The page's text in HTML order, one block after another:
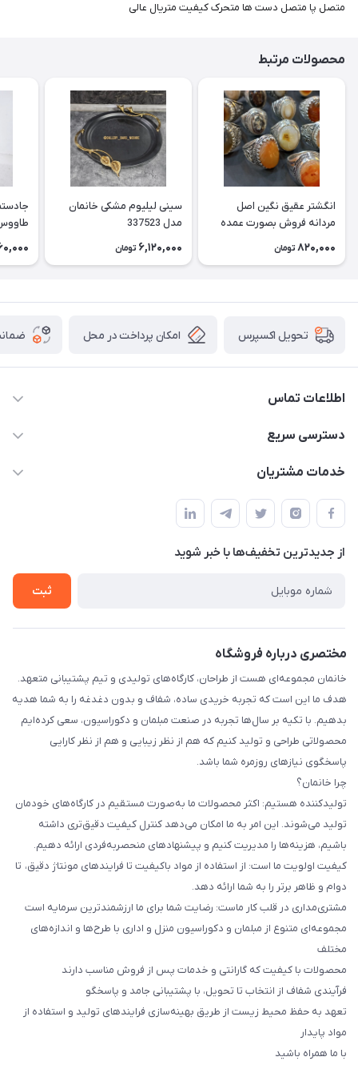
متصل پا متصل دست ها متحرک کیفیت متریال عالی
محصولات مرتبط
انگشتر عقیق نگین اصل
مردانه فروش بصورت عمده
3عدد هست فروش بصورت
820,000 تومان
سینی لیلیوم مشکی خانمان
مدل 337523
6,120,000 تومان
تحویل اکسپرس امکان پرداخت در محل
اطلاعات تماس
09124780957
دسترسی سریع
حساب کاربری
لیست محصولات
درباره ما
خدمات مشتریان
قوانین و مقررات
حریم خصوصی
راهنما
از جدید‌ترین تخفیف‌ها با‌ خبر شوید
ثبت
مختصری درباره فروشگاه
خانمان مجموعه‌ای هست از طراحان، کارگاه‌های تولیدی و تیم پشتیبانی متعهد.
هدف ما این است که تجربه خریدی ساده، شفاف و بدون دغدغه را به شما هدیه
بدهیم. با تکیه بر سال‌ها تجربه در صنعت مبلمان و دکوراسیون، سعی کرده‌ایم
محصولاتی طراحی و تولید کنیم که هم از نظر زیبایی و هم از نظر کارایی
پاسخگوی نیازهای روزمره شما باشد.
چرا خانمان؟
تولیدکننده هستیم: اکثر محصولات ما به‌صورت مستقیم در کارگاه‌های خودمان
تولید می‌شوند. این امر به ما امکان می‌دهد کنترل کیفیت دقیق‌تری داشته
باشیم، هزینه‌ها را مدیریت کنیم و پیشنهادهای منحصربه‌فردی ارائه دهیم.
کیفیت اولویت ما است: از استفاده از مواد باکیفیت تا فرایندهای مونتاژ دقیق، تا
دوام و ظاهر برتر را به شما ارائه دهد.
مشتری‌مداری در قلب کار ماست: رضایت شما برای ما ارزشمندترین سرمایه است
مجموعه‌ای متنوع از مبلمان و دکوراسیون منزل و اداری با طرح‌ها و اندازه‌های
مختلف
محصولات با کیفیت که گارانتی و خدمات پس از فروش مناسب دارند
فرآیندی شفاف از انتخاب تا تحویل، با پشتیبانی جامد و پاسخگو
تعهد به حفظ محیط زیست از طریق بهینه‌سازی فرایندهای تولید و استفاده از
مواد پایدار
با ما همراه باشید